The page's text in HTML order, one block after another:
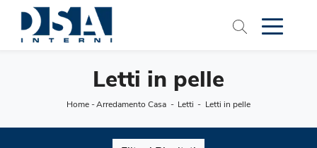
Letti in pelle
Home-Arredamento Casa - Letti - Letti in pelle